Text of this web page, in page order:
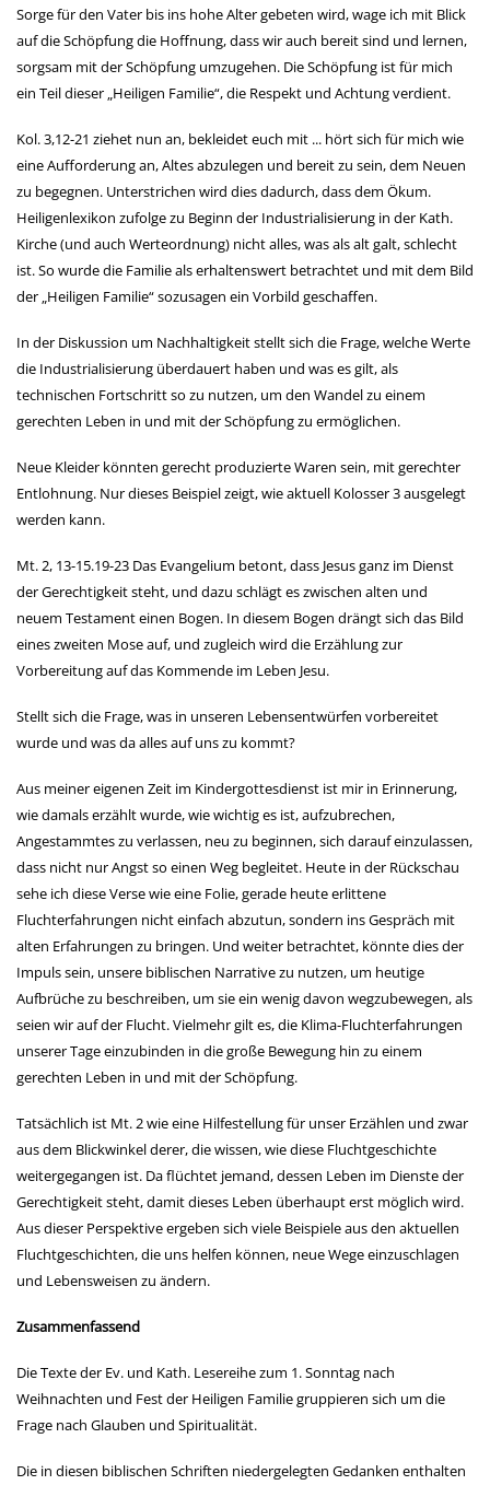
Sorge für den Vater bis ins hohe Alter gebeten wird, wage ich mit Blick
auf die Schöpfung die Hoffnung, dass wir auch bereit sind und lernen,
sorgsam mit der Schöpfung umzugehen. Die Schöpfung ist für mich
ein Teil dieser „Heiligen Familie“, die Respekt und Achtung verdient.
Kol. 3,12-21 ziehet nun an, bekleidet euch mit ... hört sich für mich wie
eine Aufforderung an, Altes abzulegen und bereit zu sein, dem Neuen
zu begegnen. Unterstrichen wird dies dadurch, dass dem Ökum.
Heiligenlexikon zufolge zu Beginn der Industrialisierung in der Kath.
Kirche (und auch Werteordnung) nicht alles, was als alt galt, schlecht
ist. So wurde die Familie als erhaltenswert betrachtet und mit dem Bild
der „Heiligen Familie“ sozusagen ein Vorbild geschaffen.
In der Diskussion um Nachhaltigkeit stellt sich die Frage, welche Werte
die Industrialisierung überdauert haben und was es gilt, als
technischen Fortschritt so zu nutzen, um den Wandel zu einem
gerechten Leben in und mit der Schöpfung zu ermöglichen.
Neue Kleider könnten gerecht produzierte Waren sein, mit gerechter
Entlohnung. Nur dieses Beispiel zeigt, wie aktuell Kolosser 3 ausgelegt
werden kann.
Mt. 2, 13-15.19-23 Das Evangelium betont, dass Jesus ganz im Dienst
der Gerechtigkeit steht, und dazu schlägt es zwischen alten und
neuem Testament einen Bogen. In diesem Bogen drängt sich das Bild
eines zweiten Mose auf, und zugleich wird die Erzählung zur
Vorbereitung auf das Kommende im Leben Jesu.
Stellt sich die Frage, was in unseren Lebensentwürfen vorbereitet
wurde und was da alles auf uns zu kommt?
Aus meiner eigenen Zeit im Kindergottesdienst ist mir in Erinnerung,
wie damals erzählt wurde, wie wichtig es ist, aufzubrechen,
Angestammtes zu verlassen, neu zu beginnen, sich darauf einzulassen,
dass nicht nur Angst so einen Weg begleitet. Heute in der Rückschau
sehe ich diese Verse wie eine Folie, gerade heute erlittene
Fluchterfahrungen nicht einfach abzutun, sondern ins Gespräch mit
alten Erfahrungen zu bringen. Und weiter betrachtet, könnte dies der
Impuls sein, unsere biblischen Narrative zu nutzen, um heutige
Aufbrüche zu beschreiben, um sie ein wenig davon wegzubewegen, als
seien wir auf der Flucht. Vielmehr gilt es, die Klima-Fluchterfahrungen
unserer Tage einzubinden in die große Bewegung hin zu einem
gerechten Leben in und mit der Schöpfung.
Tatsächlich ist Mt. 2 wie eine Hilfestellung für unser Erzählen und zwar
aus dem Blickwinkel derer, die wissen, wie diese Fluchtgeschichte
weitergegangen ist. Da flüchtet jemand, dessen Leben im Dienste der
Gerechtigkeit steht, damit dieses Leben überhaupt erst möglich wird.
Aus dieser Perspektive ergeben sich viele Beispiele aus den aktuellen
Fluchtgeschichten, die uns helfen können, neue Wege einzuschlagen
und Lebensweisen zu ändern.
Zusammenfassend
Die Texte der Ev. und Kath. Lesereihe zum 1. Sonntag nach
Weihnachten und Fest der Heiligen Familie gruppieren sich um die
Frage nach Glauben und Spiritualität.
Die in diesen biblischen Schriften niedergelegten Gedanken enthalten